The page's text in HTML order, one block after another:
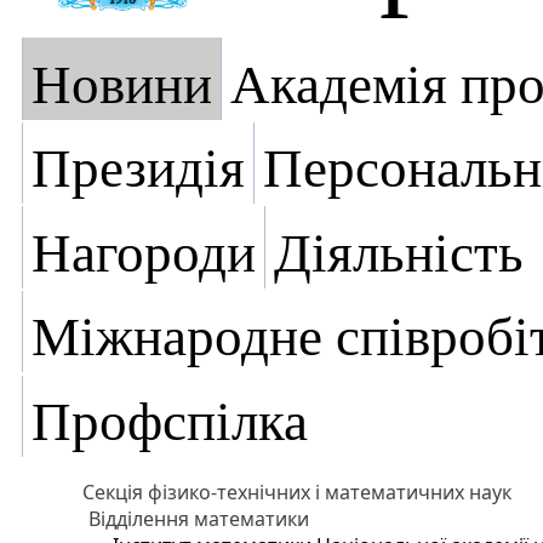
Новини Академія
Президія
Нагороди Діяльність
Міжнародне
Профспілка
Секція фізико-технічних і математичних наук
Відділення математики